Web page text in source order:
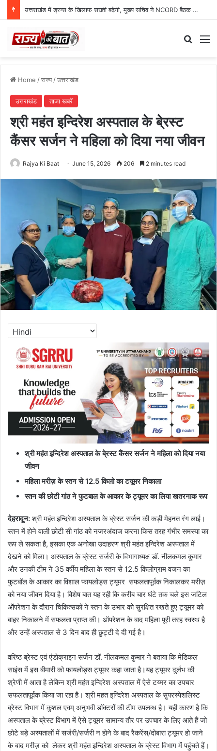
उत्तराखंड में ड्रग्स के खिलाफ सख्ती बढ़ेगी, मुख्य सचिव ने NCORD बैठक में दिए कड़े निर्देश
Home /राज्य/उत्तराखंड
उत्तराखंड ताजा खबरें
श्री महंत इन्दिरेश अस्पताल के बे्रस्ट
कैंसर सर्जन ने महिला को दिया नया जीवन
Rajya Ki Baat June 15, 2026 206 2 minutes read
श्री महंत इन्दिरेश अस्पताल के बे्रस्ट कैंसर सर्जन ने महिला को दिया नया
जीवन
महिला मरीज़ के स्तन से 12.5 किलो का टयूमर निकाला
स्तन की छोटी गांठ ने फुटबाल के आकार के ट्यूमर का लिया खतरनाक रूप
देहरादून:श्री महंत इन्दिरेश अस्पताल के ब्रेस्ट सर्जन की कड़ी मेहनत रंग लाई।
स्तन में होने वाली छोटी सी गांठ को नजरअंदाज करना किस तरह गंभीर समस्या का
रूप ले सकता है, इसका एक अनोखा उदाहरण श्री महंत इन्दिरेश अस्पताल में
देखने को मिला। अस्पताल के ब्रेस्ट सर्जरी के विभागाध्यक्ष डॉ. नीलकमल कुमार
और उनकी टीम ने 35 वर्षीय महिला के स्तन से 12.5 किलोग्राम वजन का
फुटबॉल के आकार का विशाल फायलोड्स ट्यूमर सफलतापूर्वक निकालकर मरीज़
को नया जीवन दिया है। विशेष बात यह रही कि करीब चार घंटे तक चले इस जटिल
ऑपरेशन के दौरान चिकित्सकों ने स्तन के उभार को सुरक्षित रखते हुए ट्यूमर को
बाहर निकालने में सफलता प्राप्त की। ऑपरेशन के बाद महिला पूरी तरह स्वस्थ है
और उन्हें अस्पताल से 3 दिन बाद ही छुट्टी दे दी गई है।
वरिष्ठ ब्रेस्ट एवं एंडोक्राइन सर्जन डॉ. नीलकमल कुमार ने बताया कि मेडिकल
साइंस में इस बीमारी को फायलोड्स ट्यूमर कहा जाता है।यह ट्यूमर दुर्लभ की
श्रेणी में आता है लेकिन श्री महंत इन्दिरेश अस्पताल में ऐसे टय्मर का उपचार
सफलतापूर्वक किया जा रहा है। श्री मंहत इन्दिरेश अस्पताल के सुपरस्पेशलिस्ट
ब्रेस्ट विभाग में कुशल एवम् अनुभवी डाॅक्टरों की टीम उपलब्ध है। यही कारण है कि
अस्पताल के ब्रेस्ट विभाग में ऐसे ट्यूमर सामान्य तौर पर उपचार के लिए आते हैं जो
छोटे बड़े अस्पतालों में सर्जरी/सर्जरी न होने के बाद रैकरेंस/दोबारा ट्यूमर हो जाने
के बाद मरीज़ को लेकर श्री महंत इन्दिरेश अस्पताल के ब्रेस्ट विभाग में पहुंचते हैं।